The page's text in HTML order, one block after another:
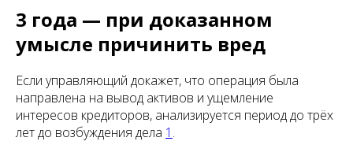
3 года — при доказанном
умысле причинить вред
Если управляющий докажет, что операция была
направлена на вывод активов и ущемление
интересов кредиторов, анализируется период до трёх
лет до возбуждения дела 1 .